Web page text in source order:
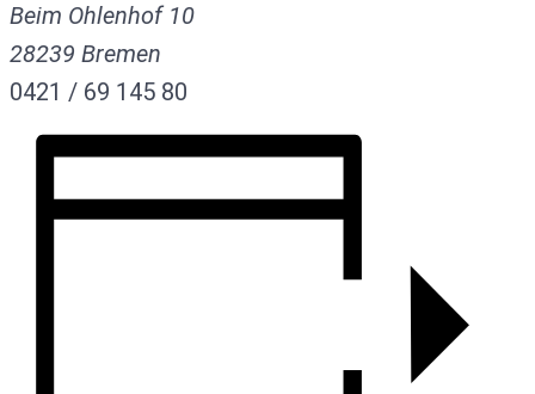
Beim Ohlenhof 10
28239 Bremen
0421 / 69 145 80